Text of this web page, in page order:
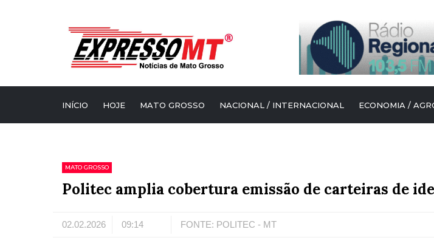
INÍCIO HOJE MATO GROSSO NACIONAL / INTERNACIONAL ECONOMIA /
MATO GROSSO
Politec amplia cobertura emissão de carteiras de
02.02.2026 09:14 FONTE: POLITEC - MT